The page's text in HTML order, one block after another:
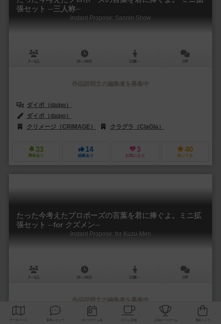
張セット ─三人称─
Instant Propose: Sannin Show
3～6人 15～30分 13歳～ 0件
作品説明文の編集者を募集中
ダイポ（daipo）
ダイポ（daipo）
クリメージ（CRIMAGE）
クラグラ（ClaGla）
33
興味あり
14
経験あり
3
お気に入り
40
持ってる
たった今考えたプロポーズの言葉を君に捧ぐよ。ミニ拡
張セット ─for クズメン─
Instant Propose: for Kuzu-Men
3～6人 15～35分 13歳～ 0件
作品説明文の編集者を募集中
ダイポ（daipo）